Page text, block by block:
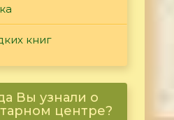
книг
Вы узнали о
центре?